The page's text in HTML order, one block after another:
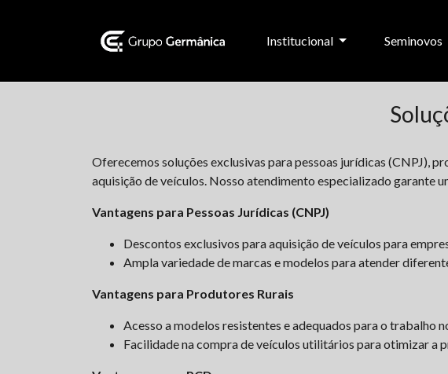
Institucional Seminovos
Oferecemos soluções exclusivas para pessoas jurídicas (CNPJ),
aquisição de veículos. Nosso atendimento especializado garante
Vantagens para Pessoas Jurídicas (CNPJ)
Descontos exclusivos para aquisição de veículos para
Ampla variedade de marcas e modelos para atender
Vantagens para Produtores Rurais
Acesso a modelos resistentes e adequados para o trabalho
Facilidade na compra de veículos utilitários para otimizar a